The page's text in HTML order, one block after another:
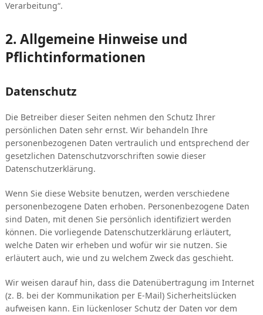
Verarbeitung“.
2. Allgemeine Hinweise und
Pflichtinformationen
Datenschutz
Die Betreiber dieser Seiten nehmen den Schutz Ihrer
persönlichen Daten sehr ernst. Wir behandeln Ihre
personenbezogenen Daten vertraulich und entsprechend der
gesetzlichen Datenschutzvorschriften sowie dieser
Datenschutzerklärung.
Wenn Sie diese Website benutzen, werden verschiedene
personenbezogene Daten erhoben. Personenbezogene Daten
sind Daten, mit denen Sie persönlich identifiziert werden
können. Die vorliegende Datenschutzerklärung erläutert,
welche Daten wir erheben und wofür wir sie nutzen. Sie
erläutert auch, wie und zu welchem Zweck das geschieht.
Wir weisen darauf hin, dass die Datenübertragung im Internet
(z. B. bei der Kommunikation per E-Mail) Sicherheitslücken
aufweisen kann. Ein lückenloser Schutz der Daten vor dem